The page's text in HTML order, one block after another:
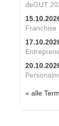
deGUT
Franchise
» alle